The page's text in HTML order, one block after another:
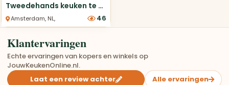
Tweedehands keuken te koop
Amsterdam, NL, Rechte Keukens
46
Klantervaringen
Echte ervaringen van kopers en winkels op
JouwKeukenOnline.nl.
Laat een review achter
Alle ervaringen